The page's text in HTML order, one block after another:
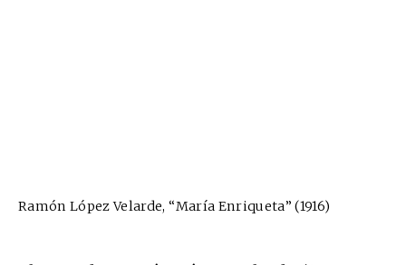
Ramón López Velarde, “María Enriqueta” (1916)